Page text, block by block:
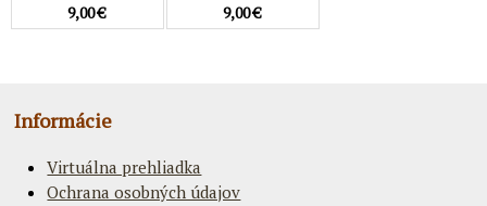
9,00 €
9,00 €
Informácie
Virtuálna prehliadka
Ochrana osobných údajov